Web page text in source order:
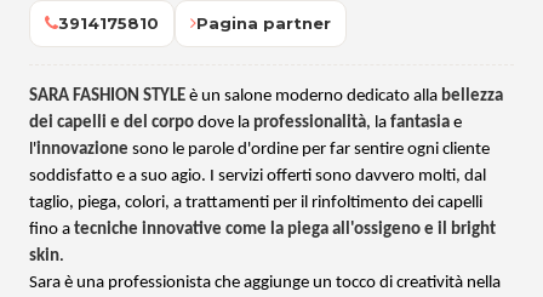
3914175810 Pagina partner
SARA FASHION STYLE è un salone moderno dedicato alla bellezza
dei capelli e del corpo dove la professionalità, la fantasia e
l'innovazione sono le parole d'ordine per far sentire ogni cliente
soddisfatto e a suo agio. I servizi offerti sono davvero molti, dal
taglio, piega, colori, a trattamenti per il rinfoltimento dei capelli
fino a tecniche innovative come la piega all'ossigeno e il bright
skin.
Sara è una professionista che aggiunge un tocco di creatività nella